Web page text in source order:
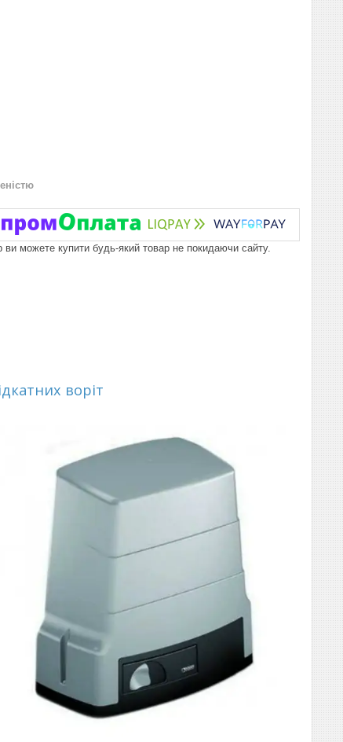
ви можете купити будь-який товар не покидаючи сайту.
воріт